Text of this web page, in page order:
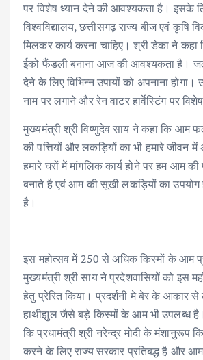
पर विशेष ध्यान देने की आवश्यकता है। इसके
विश्वविद्यालय, छत्तीसगढ़ राज्य बीज एवं कृषि
मिलकर कार्य करना चाहिए। श्री डेका ने कहा
ईको फैंडली बनाना आज की आवश्यकता है।
देने के लिए विभिन्न उपायों को अपनाना
नाम पर लगाने और रेन वाटर हार्वेस्टिंग पर
मुख्यमंत्री श्री विष्णुदेव साय ने कहा कि आम
की पत्तियों और लकड़ियों का भी हमारे जीवन
हमारे घरों में मांगलिक कार्य होने पर हम आम की
बनाते है एवं आम की सूखी लकड़ियों का
है।
इस महोत्सव में 250 से अधिक किस्मों के आम
मुख्यमंत्री श्री साय ने प्रदेशवासियोें को इस
हेतु प्रेरित किया। प्रदर्शनी मे बेर के आकार
हाथीझुल जैसे बड़े किस्मों के आम भी उपलब्ध
कि प्रधामंत्री श्री नरेन्द्र मोदी के मंशानुरूप
करने के लिए राज्य सरकार प्रतिबद्ध है और